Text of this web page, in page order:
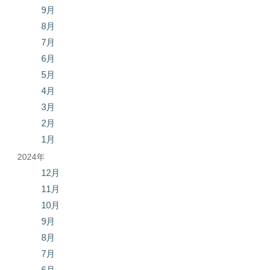
9月
8月
7月
6月
5月
4月
3月
2月
1月
2024年
12月
11月
10月
9月
8月
7月